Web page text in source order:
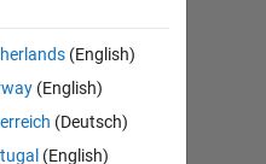
(English)
(English)
(Deutsch)
(English)